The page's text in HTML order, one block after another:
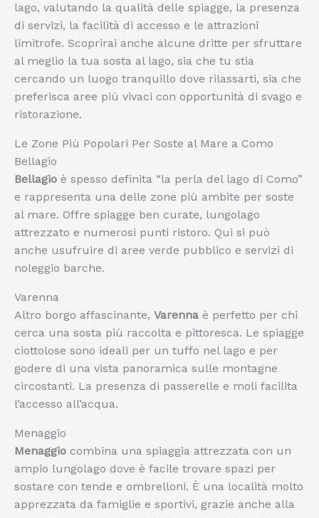
lago, valutando la qualità delle spiagge, la presenza
di servizi, la facilità di accesso e le attrazioni
limitrofe. Scoprirai anche alcune dritte per sfruttare
al meglio la tua sosta al lago, sia che tu stia
cercando un luogo tranquillo dove rilassarti, sia che
preferisca aree più vivaci con opportunità di svago e
ristorazione.
Le Zone Più Popolari Per Soste al Mare a Como
Bellagio
Bellagio è spesso definita “la perla del lago di Como”
e rappresenta una delle zone più ambite per soste
al mare. Offre spiagge ben curate, lungolago
attrezzato e numerosi punti ristoro. Qui si può
anche usufruire di aree verde pubblico e servizi di
noleggio barche.
Varenna
Altro borgo affascinante, Varenna è perfetto per chi
cerca una sosta più raccolta e pittoresca. Le spiagge
ciottolose sono ideali per un tuffo nel lago e per
godere di una vista panoramica sulle montagne
circostanti. La presenza di passerelle e moli facilita
l’accesso all’acqua.
Menaggio
Menaggio combina una spiaggia attrezzata con un
ampio lungolago dove è facile trovare spazi per
sostare con tende e ombrelloni. È una località molto
apprezzata da famiglie e sportivi, grazie anche alla